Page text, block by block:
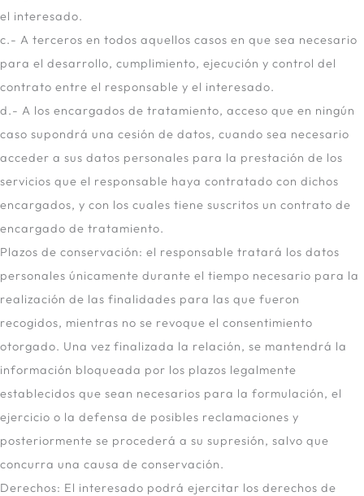
el interesado.
c.- A terceros en todos aquellos casos en que sea necesario
para el desarrollo, cumplimiento, ejecución y control del
contrato entre el responsable y el interesado.
d.- A los encargados de tratamiento, acceso que en ningún
caso supondrá una cesión de datos, cuando sea necesario
acceder a sus datos personales para la prestación de los
servicios que el responsable haya contratado con dichos
encargados, y con los cuales tiene suscritos un contrato de
encargado de tratamiento.
Plazos de conservación: el responsable tratará los datos
personales únicamente durante el tiempo necesario para la
realización de las finalidades para las que fueron
recogidos, mientras no se revoque el consentimiento
otorgado. Una vez finalizada la relación, se mantendrá la
información bloqueada por los plazos legalmente
establecidos que sean necesarios para la formulación, el
ejercicio o la defensa de posibles reclamaciones y
posteriormente se procederá a su supresión, salvo que
concurra una causa de conservación.
Derechos: El interesado podrá ejercitar los derechos de